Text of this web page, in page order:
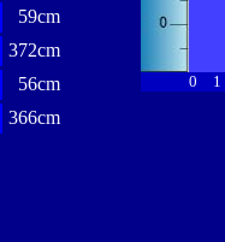
59cm
372cm
56cm
366cm
0 1